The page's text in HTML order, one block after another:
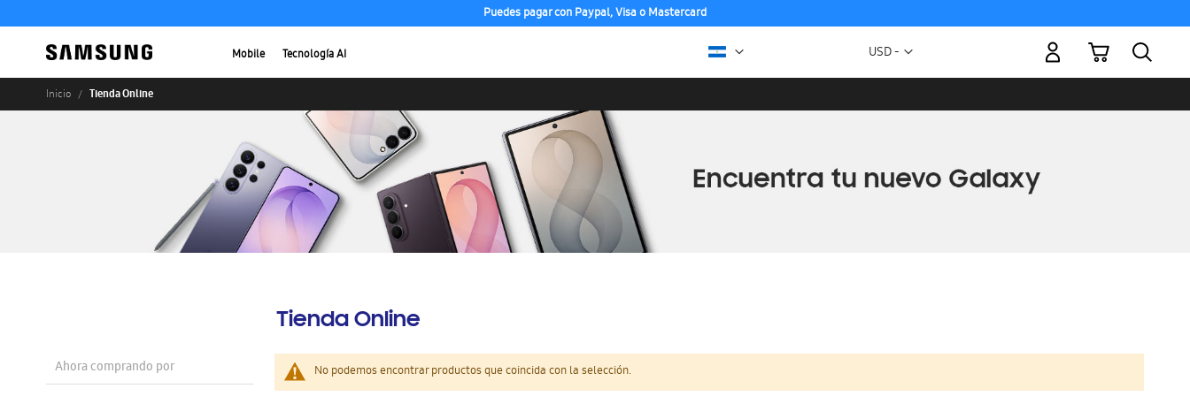
Puedes pagar con Paypal, Visa o Mastercard
Mobile Tecnología AI Moneda
USD -
Mi carrito
Inicio Tienda Online
Tienda Online
No podemos encontrar productos que coincida con la selección.
Ahora comprando por